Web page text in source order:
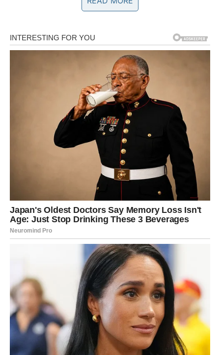
prilike.
Nemojte odbijati ono što na prvi pogled djeluje neobično.
Upravo se tamo krije vaša velika šansa.
POSAO – DOLAZI VRIJEME DA
ZABLISTATE
Na poslovnom planu pred vama su dani tokom kojih ćete
imati priliku pokazati koliko vrijedite.
Ljudi koji su ranije sumnjali u vas mogli bi promijeniti
mišljenje.